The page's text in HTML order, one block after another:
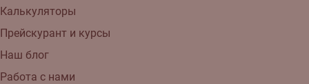
Калькуляторы
Прейскурант и курсы
Наш блог
Работа с нами